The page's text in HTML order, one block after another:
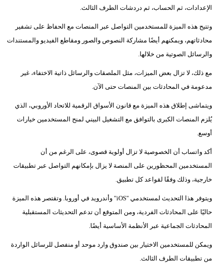
سيارات
الإعدادات، ثم الحساب، ثم دردشات الطرف الثالث.
وتتيح هذه الميزة للمستخدمين التواصل عبر المنصات مع الحفاظ على تشفير
محادثاتهم، ويمكنهم أيضًا مشاركة النصوص والصور ومقاطع الفيديو والمستندات
والرسائل الصوتية من خلالها.
مع ذلك، لا تزال بعض الميزات، مثل الملصقات والرسائل ذاتية الاختفاء، غير
مدعومة في المحادثات بين المنصات حتى الآن.
ويتماشى إطلاق هذه الميزة مع قانون الأسواق الرقمية للاتحاد الأوروبي، الذي
يُلزم المنصات الكبرى بالتوافق مع التشغيل البيني لمنح المستخدمين خيارات
أوسع.
أكد واتساب أن الخصوصية لا تزال أولوية قصوى، على الرغم من أن
المستخدمين المحظورين على المنصة لا يزال بإمكانهم التواصل عبر تطبيقات
خارجية، وذلك وفقًا لقواعد كل تطبيق.
ويتوفر هذا التحديث لمستخدمي "iOS" وأندرويد في أوروبا. وتقتصر هذه الميزة
حاليًا على المحادثات الفردية، ومن المتوقع أن تدعم التحديثات المستقبلية
المحادثات الجماعية عبر الأنظمة الأساسية أيضًا.
ويمكن للمستخدمين الاختيار بين صندوق وارد موحد أو منفصل للرسائل الواردة
من تطبيقات الطرف الثالث.